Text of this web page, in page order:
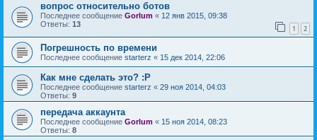
вопрос относительно ботов
Последнее сообщение Gorlum « 12 янв 2015, 09:38
Ответы: 13 1 2
Погрешность по времени
Последнее сообщение starterz « 15 дек 2014, 22:06
Как мне сделать это? :P
Последнее сообщение starterz « 29 ноя 2014, 04:03
Ответы: 9
передача аккаунта
Последнее сообщение Gorlum « 15 ноя 2014, 08:23
Ответы: 8